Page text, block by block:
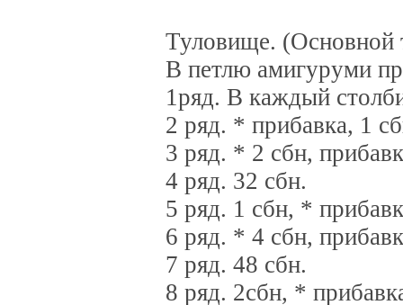
Туловище. (Основной
В петлю амигуруми
1ряд. В каждый
2 ряд. * прибавка, 1
3 ряд. * 2 сбн,
4 ряд. 32 сбн.
5 ряд. 1 сбн, *
6 ряд. * 4 сбн,
7 ряд. 48 сбн.
8 ряд. 2сбн, *